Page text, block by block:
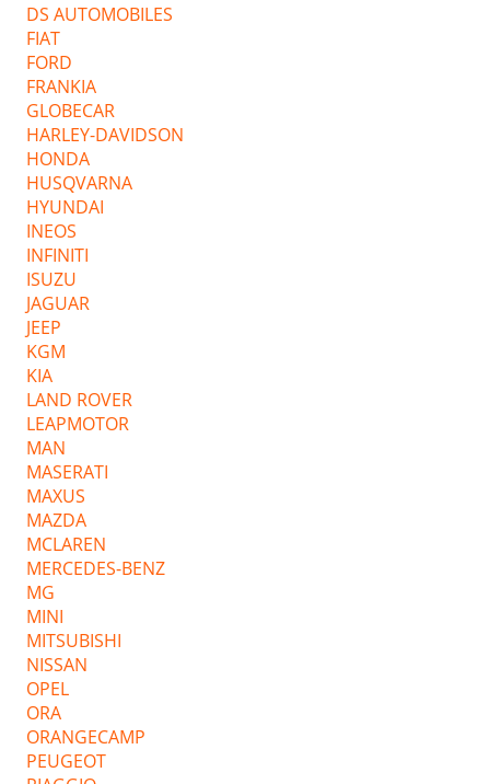
DS AUTOMOBILES
FIAT
FORD
FRANKIA
GLOBECAR
HARLEY-DAVIDSON
HONDA
HUSQVARNA
HYUNDAI
INEOS
INFINITI
ISUZU
JAGUAR
JEEP
KGM
KIA
LAND ROVER
LEAPMOTOR
MAN
MASERATI
MAXUS
MAZDA
MCLAREN
MERCEDES-BENZ
MG
MINI
MITSUBISHI
NISSAN
OPEL
ORA
ORANGECAMP
PEUGEOT